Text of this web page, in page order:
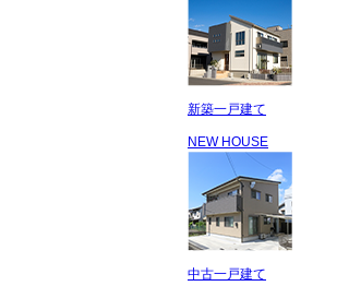
新築一戸建て
NEW HOUSE
中古一戸建て